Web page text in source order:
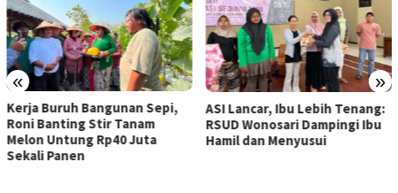
« »
Kerja Buruh Bangunan Sepi,
Roni Banting Stir Tanam
Melon Untung Rp40 Juta
Sekali Panen
ASI Lancar, Ibu Lebih Tenang:
RSUD Wonosari Dampingi Ibu
Hamil dan Menyusui